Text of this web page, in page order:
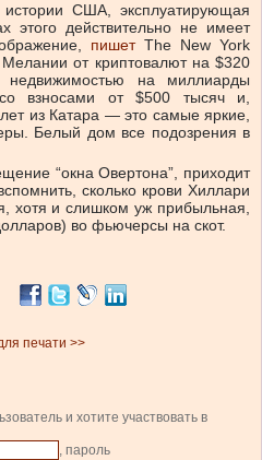
США, эксплуатирующая
этого действительно не имеет
пишетThe New York
от криптовалют на $320
на миллиарды
взносами от $500 тысяч и,
из Катара — это самые яркие,
Белый дом все подозрения в
“окна Овертона”, приходит
сколько крови Хиллари
хотя и слишком уж прибыльная,
во фьючерсы на скот.
печати >>
и хотите участвовать в
, пароль